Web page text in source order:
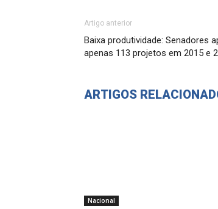
Artigo anterior
Baixa produtividade: Senadores
apenas 113 projetos em 2015 e
ARTIGOS
Nacional